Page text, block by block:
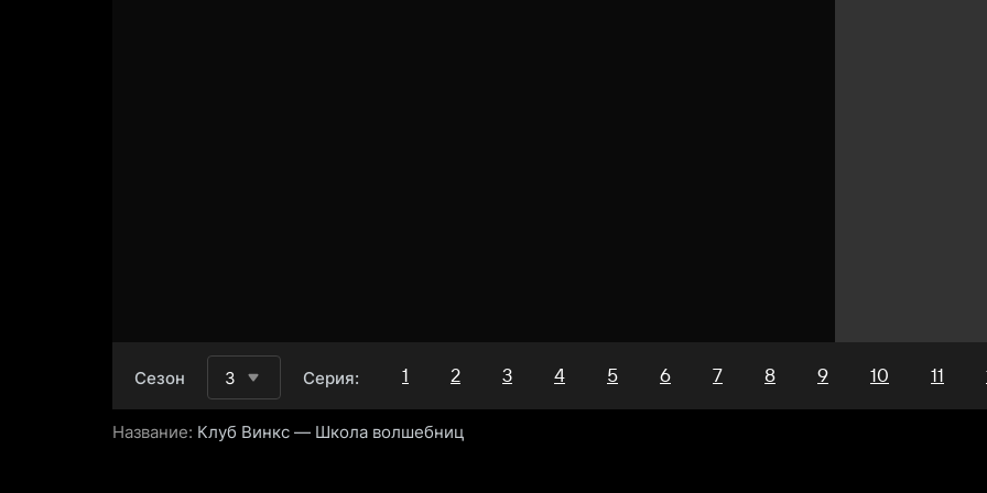
Сезон 3 Серия: 1 2 3 4 5 6 7 8 9 10 11
Название: Клуб Винкс — Школа волшебниц